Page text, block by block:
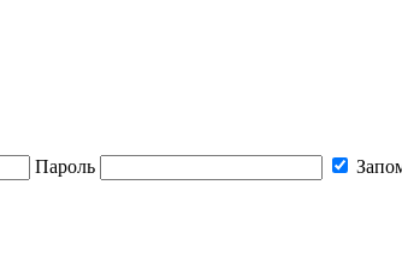
Пароль